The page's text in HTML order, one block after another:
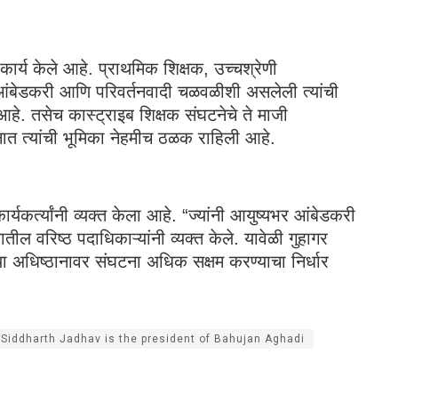
कार्य केले आहे. प्राथमिक शिक्षक, उच्चश्रेणी
आणि परिवर्तनवादी चळवळीशी असलेली त्यांची
तसेच कास्ट्राइब शिक्षक संघटनेचे ते माजी
त्यांची भूमिका नेहमीच ठळक राहिली आहे.
व्यक्त केला आहे. “ज्यांनी आयुष्यभर आंबेडकरी
वरिष्ठ पदाधिकाऱ्यांनी व्यक्त केले. यावेळी गुहागर
संघटना अधिक सक्षम करण्याचा निर्धार
Siddharth Jadhav is the president of Bahujan Aghadi